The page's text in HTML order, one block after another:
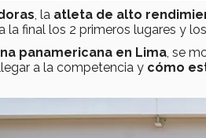
, la atleta de alto
la final los 2 primeros lugares y
panamericana en Lima , se
a la competencia y cómo